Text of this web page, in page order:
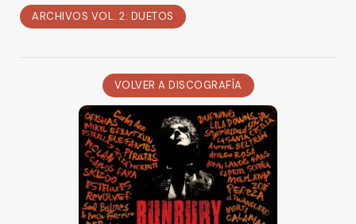
ARCHIVOS VOL. 2: DUETOS
VOLVER A DISCOGRAFÍA